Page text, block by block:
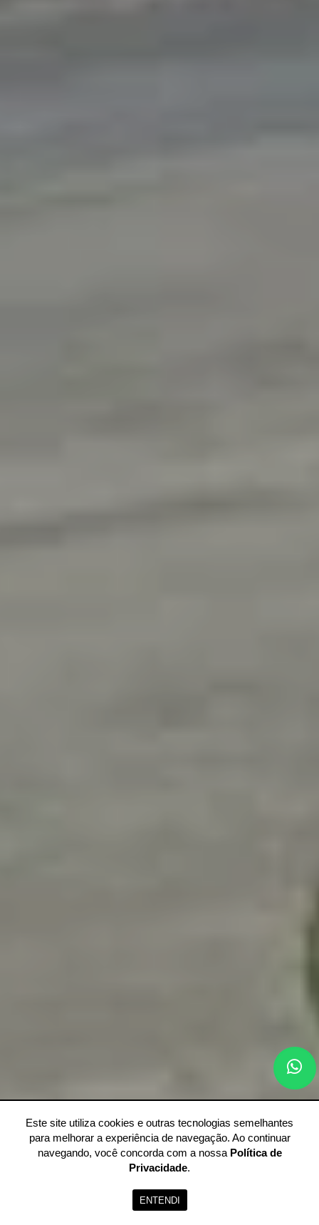
Este site utiliza cookies e outras tecnologias semelhantes
para melhorar a experiência de navegação. Ao continuar
navegando, você concorda com a nossa Política de
Privacidade.
ENTENDI